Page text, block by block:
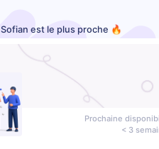
Sofian est le plus proche 🔥
Prochaine
< 3